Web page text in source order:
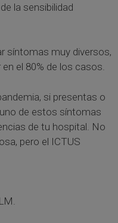
la sensibilidad
síntomas muy diversos,
el 80% de los casos.
si presentas o
de estos síntomas
de tu hospital. No
pero el ICTUS